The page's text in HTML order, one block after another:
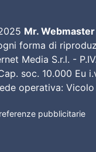
Mr. Webmaster
forma di
Media S.r.l. -
soc. 10.000 Eu
operativa:
pubblicitarie